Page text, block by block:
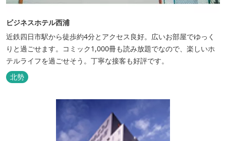
ビジネスホテル西浦
近鉄四日市駅から徒歩約4分とアクセス良好。広いお部屋でゆっく
りと過ごせます。コミック1,000冊も読み放題でなので、楽しいホ
テルライフを過ごせそう。丁寧な接客も好評です。
北勢